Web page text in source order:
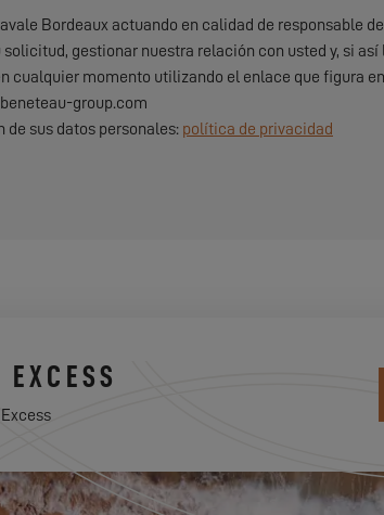
Bordeaux actuando en calidad de responsable
gestionar nuestra relación con usted y, si
cualquier momento utilizando el enlace que figura
group.com
sus datos personales: política de privacidad